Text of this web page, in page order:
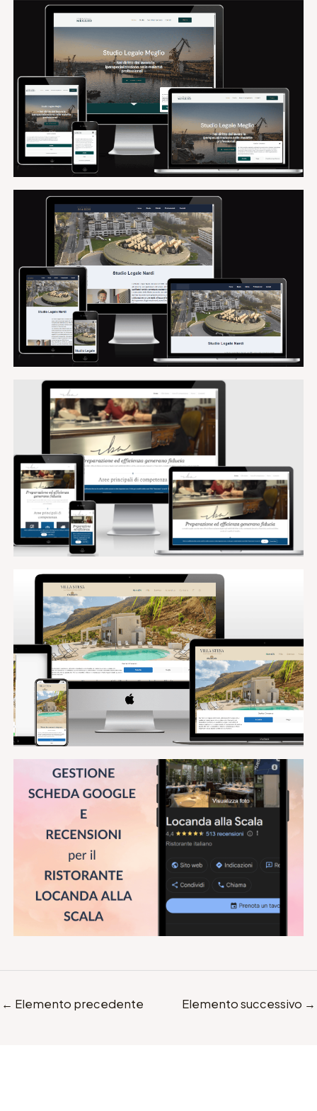
← Elemento precedente Elemento successivo →